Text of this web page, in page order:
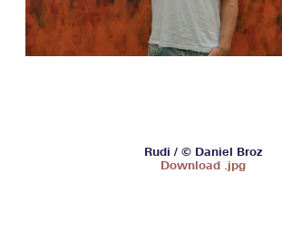
Rudi / © Daniel Broz
Download .jpg